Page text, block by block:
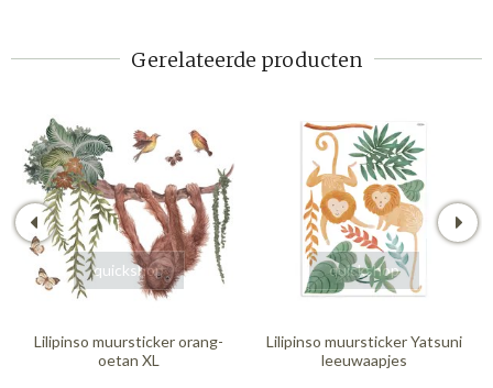
Gerelateerde producten
quickshop
Lilipinso muursticker orang-
oetan XL
quickshop
Lilipinso muursticker Yatsuni
leeuwaapjes